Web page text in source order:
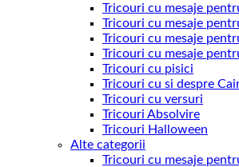
Tricouri cu mesaje
Tricouri cu mesaje
Tricouri cu mesaje
Tricouri cu mesaje
Tricouri cu pisici
Tricouri cu si despre
Tricouri cu versuri
Tricouri Absolvire
Tricouri Halloween
Alte categorii
Tricouri cu mesaje